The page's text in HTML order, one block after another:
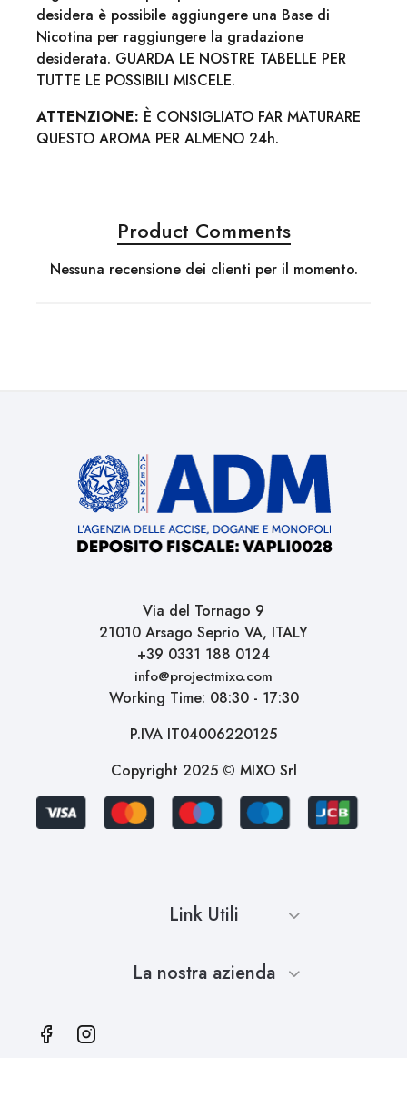
desidera è possibile aggiungere una Base di
Nicotina per raggiungere la gradazione
desiderata. GUARDA LE NOSTRE TABELLE PER
TUTTE LE POSSIBILI MISCELE.
ATTENZIONE: È CONSIGLIATO FAR MATURARE
QUESTO AROMA PER ALMENO 24h.
Product Comments
Nessuna recensione dei clienti per il momento.
Via del Tornago 9
21010 Arsago Seprio VA, ITALY
+39 0331 188 0124
info@projectmixo.com
Working Time: 08:30 - 17:30
P.IVA IT04006220125
Copyright 2025 © MIXO Srl
Link Utili
La nostra azienda